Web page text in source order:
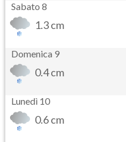
Sabato 8
1.3 cm
Domenica 9
0.4 cm
Lunedì 10
0.6 cm